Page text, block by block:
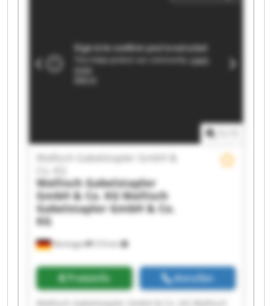
Nürtingen 216 km
Wallisch Gabelstapler GmbH &
Wallisch Gabelstapler
GmbH & Co. KG Wallisch
Gabelstapler GmbH & Co.
KG
Preisinfo Anrufen
Wallisch Gabelstapler GmbH & Co. KG Wallisch